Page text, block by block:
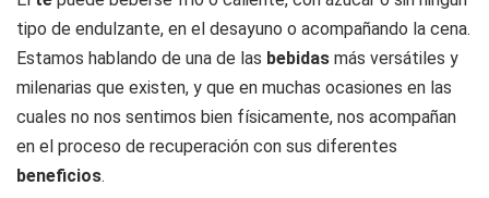
tipo de endulzante, en el desayuno o acompañando la cena.
Estamos hablando de una de las bebidas más versátiles y
milenarias que existen, y que en muchas ocasiones en las
cuales no nos sentimos bien físicamente, nos acompañan
en el proceso de recuperación con sus diferentes
beneficios.